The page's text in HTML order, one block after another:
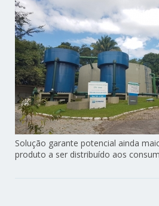
Solução garante potencial ainda
produto a ser distribuído aos